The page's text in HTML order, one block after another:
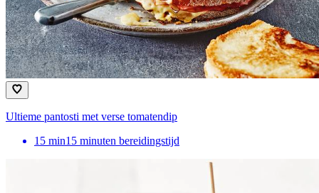
Ultieme pantosti met verse tomatendip
15 min15 minuten bereidingstijd